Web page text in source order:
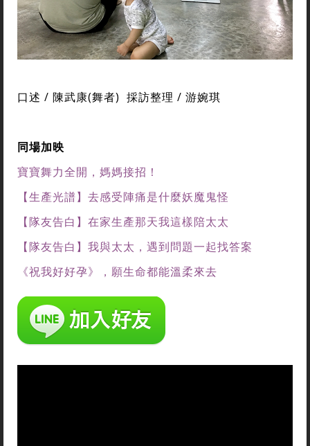
口述 / 陳武康(舞者) 採訪整理 / 游婉琪
同場加映
寶寶舞力全開，媽媽接招！
【生產光譜】去感受陣痛是什麼妖魔鬼怪
【隊友告白】在家生產那天我這樣陪太太
【隊友告白】我與太太，遇到問題一起找答案
《祝我好好孕》，願生命都能溫柔來去